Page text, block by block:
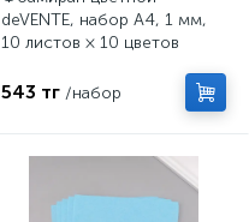
deVENTE, набор А4, 1 мм,
10 листов × 10 цветов
543 тг /набор